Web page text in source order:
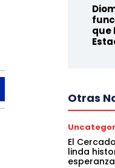
que
Otras
El
linda
esperanza